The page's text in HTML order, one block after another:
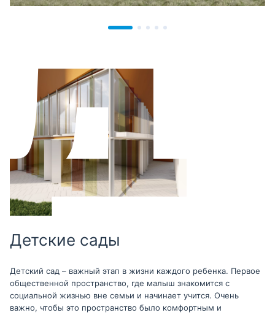
Детские сады
Детский сад – важный этап в жизни каждого ребенка. Первое
общественной пространство, где малыш знакомится с
социальной жизнью вне семьи и начинает учится. Очень
важно, чтобы это пространство было комфортным и